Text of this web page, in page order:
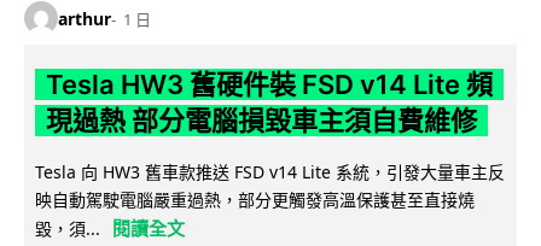
arthur 1 日
Tesla HW3 舊硬件裝 FSD v14 Lite 頻
現過熱 部分電腦損毀車主須自費維修
Tesla 向 HW3 舊車款推送 FSD v14 Lite 系統，引發大量車主反
映自動駕駛電腦嚴重過熱，部分更觸發高溫保護甚至直接燒
毀，須...
閱讀全文